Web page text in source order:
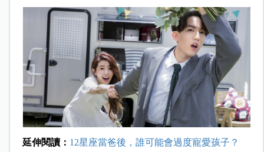
延伸閱讀： 12星座當爸後，誰可能會過度寵愛孩子？